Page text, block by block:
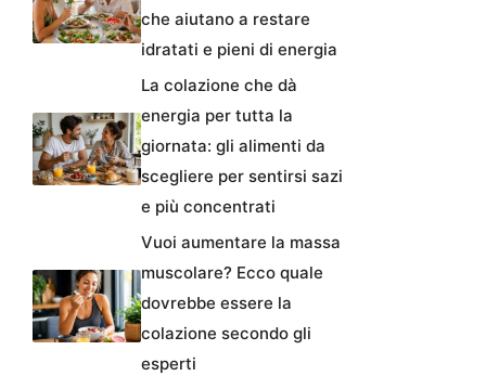
che aiutano a restare
idratati e pieni di energia
La colazione che dà
energia per tutta la
giornata: gli alimenti da
scegliere per sentirsi sazi
e più concentrati
Vuoi aumentare la massa
muscolare? Ecco quale
dovrebbe essere la
colazione secondo gli
esperti